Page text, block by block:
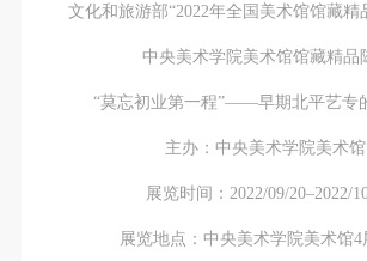
文化和旅游部“2022年全国美术馆馆藏精
中央美术学院美术馆馆藏精品
“莫忘初业第一程”——早期北平艺专
主办：中央美术学院美术馆
展览时间： 2022/09/20–2022/
展览地点： 中央美术学院美术馆4